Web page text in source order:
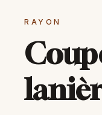
RAYON